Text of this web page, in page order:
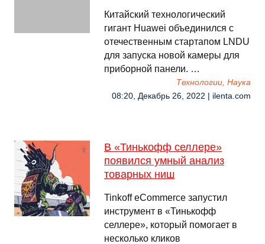
Китайский технологический
гигант Huawei объединился с
отечественным стартапом LNDU
для запуска новой камеры для
приборной панели. …
Технологии, Наука
08:20, Декабрь 26, 2022 | ilenta.com
В «Тинькофф селлере»
появился умный анализ
товарных ниш
Tinkoff eCommerce запустил
инструмент в «Тинькофф
селлере», который помогает в
несколько кликов